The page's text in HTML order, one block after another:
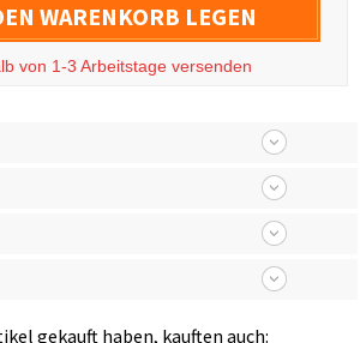
WARENKORB LEGEN
von 1-3 Arbeitstage versenden
gekauft haben, kauften auch: